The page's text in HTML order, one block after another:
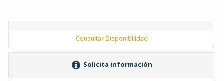
Consultar Disponibilidad
Solicita información